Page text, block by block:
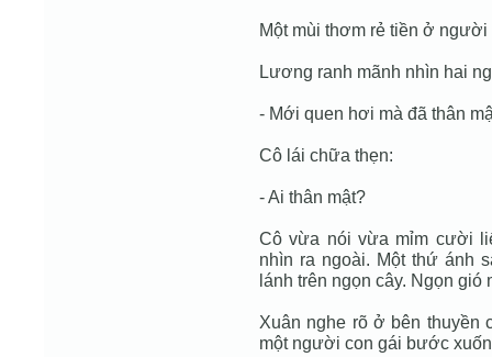
Một mùi thơm rẻ tiền ở
Lương ranh mãnh nhìn hai
- Mới quen hơi mà đã thân
Cô lái chữa thẹn:
- Ai thân mật?
Cô vừa nói vừa mỉm cười
nhìn ra ngoài. Một thứ ánh
lánh trên ngọn cây. Ngọn
Xuân nghe rõ ở bên thuyền
một người con gái bước